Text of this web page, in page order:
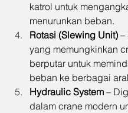
katrol untuk
menurunkan beban.
Rotasi (Slewing Unit) –
yang memungkinkan
berputar untuk
beban ke berbagai
Hydraulic System –
dalam crane modern